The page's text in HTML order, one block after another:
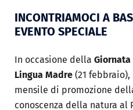
INCONTRIAMOCI A
EVENTO SPECIALE
In occasione della
Lingua Madre (21
mensile di promozione
conoscenza della natura al